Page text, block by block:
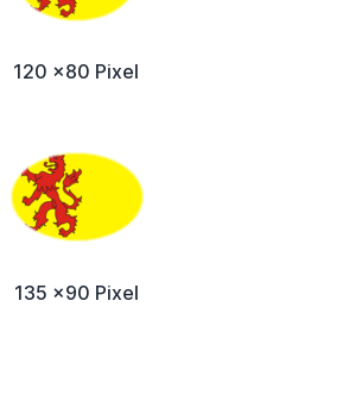
120 x80 Pixel
135 x90 Pixel